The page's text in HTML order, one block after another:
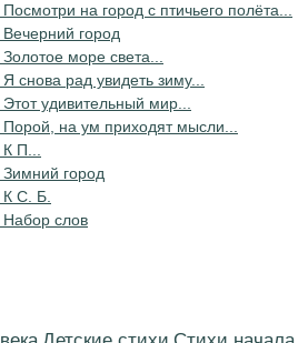
на город с птичьего полёта...
Вечерний город
море света...
снова рад увидеть зиму...
удивительный мир...
Порой, на ум приходят мысли...
П...
Зимний город
К С. Б.
Набор слов